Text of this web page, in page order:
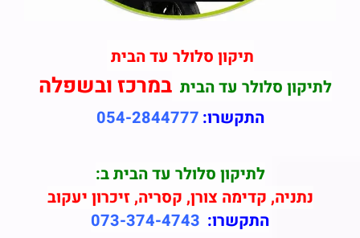
תיקון סלולר עד הבית
לתיקון סלולר עד הביתבמרכז ובשפלה
התקשרו: 054-2844777
לתיקון סלולר עד הבית ב:
נתניה, קדימה צורן, קסריה, זיכרון יעקוב
התקשרו: 073-374-4743